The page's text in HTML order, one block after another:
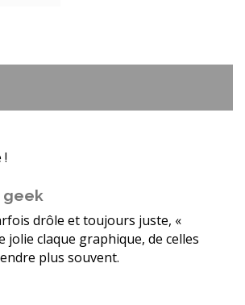
geek
drôle et toujours juste, «
jolie claque graphique, de celles
plus souvent.